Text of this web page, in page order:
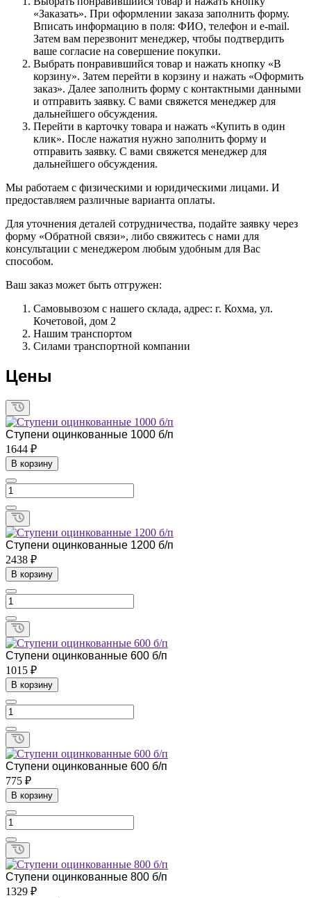
«Заказать». При оформлении заказа заполнить форму.
Вписать информацию в поля: ФИО, телефон и e-mail.
Затем вам перезвонит менеджер, чтобы подтвердить
ваше согласие на совершение покупки.
Выбрать понравившийся товар и нажать кнопку «В
корзину». Затем перейти в корзину и нажать «Оформить
заказ». Далее заполнить форму с контактными данными
и отправить заявку. С вами свяжется менеджер для
дальнейшего обсуждения.
Перейти в карточку товара и нажать «Купить в один
клик». После нажатия нужно заполнить форму и
отправить заявку. С вами свяжется менеджер для
дальнейшего обсуждения.
Мы работаем с физическими и юридическими лицами. И
предоставляем различные варианта оплаты.
Для уточнения деталей сотрудничества, подайте заявку через
форму «Обратной связи», либо свяжитесь с нами для
консультации с менеджером любым удобным для Вас
способом.
Ваш заказ может быть отгружен:
Самовывозом с нашего склада, адрес: г. Кохма, ул.
Кочетовой, дом 2
Нашим транспортом
Силами транспортной компании
Цены
Ступени оцинкованные 1000 б/п
1644 ₽
В корзину
Ступени оцинкованные 1200 б/п
2438 ₽
В корзину
Ступени оцинкованные 600 б/п
1015 ₽
В корзину
Ступени оцинкованные 600 б/п
775 ₽
В корзину
Ступени оцинкованные 800 б/п
1329 ₽